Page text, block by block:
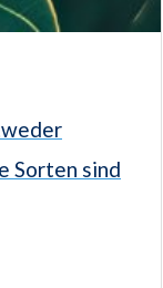
Sorten sind